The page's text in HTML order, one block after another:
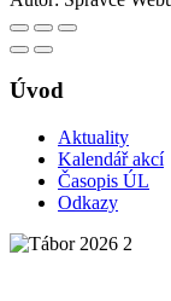
Úvod
Aktuality
Kalendář akcí
Časopis ÚL
Odkazy